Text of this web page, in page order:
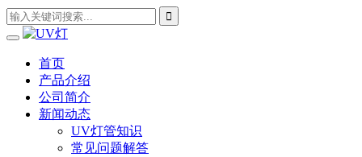
首页
产品介绍
公司简介
新闻动态
UV灯管知识
常见问题解答